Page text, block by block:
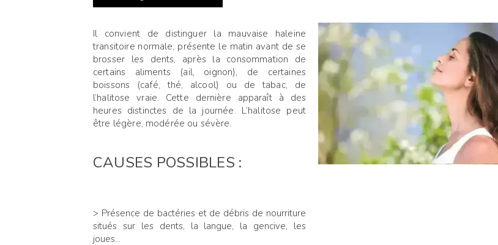
Il convient de distinguer la mauvaise haleine
transitoire normale, présente le matin avant de se
brosser les dents, après la consommation de
certains aliments (ail, oignon), de certaines
boissons (café, thé, alcool) ou de tabac, de
l’halitose vraie. Cette dernière apparaît à des
heures distinctes de la journée. L’halitose peut
être légère, modérée ou sévère.
CAUSES POSSIBLES :
> Présence de bactéries et de débris de nourriture
situés sur les dents, la langue, la gencive, les
joues...